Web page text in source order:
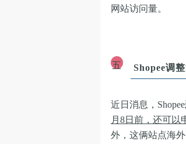
网站访问量。
五 Shopee调
近日消息，Shopee
月8日前，还可以
外，这俩站点海